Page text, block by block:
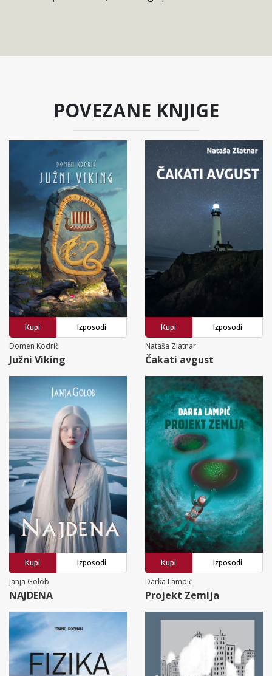
POVEZANE KNJIGE
Kupi
Izposodi
Domen Kodrič
Južni Viking
Kupi
Izposodi
Nataša Zlatnar
Čakati avgust
Kupi
Izposodi
Janja Golob
NAJDENA
Kupi
Izposodi
Darka Lampič
Projekt Zemlja